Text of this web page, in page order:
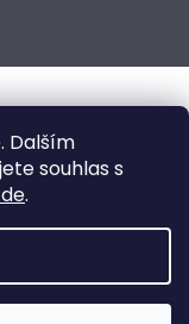
Dalším
souhlas s
.
agenturou